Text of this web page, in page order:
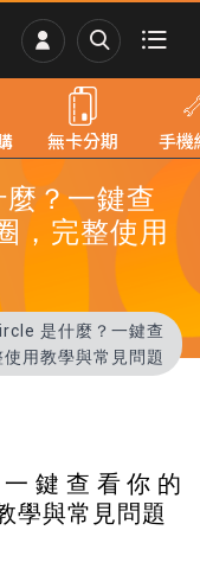
？一鍵查
，完整使用
是什麼？一鍵查
用教學與常見問題
鍵查看你的
學與常見問題
無卡分期 手機